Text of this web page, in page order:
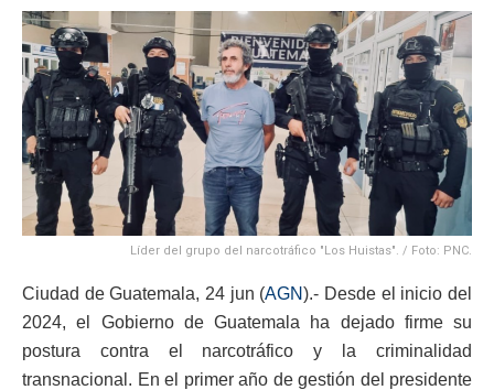
Líder del grupo del narcotráfico "Los Huistas". / Foto: PNC.
Ciudad de Guatemala, 24 jun (AGN).- Desde el inicio del
2024, el Gobierno de Guatemala ha dejado firme su
postura contra el narcotráfico y la criminalidad
transnacional. En el primer año de gestión del presidente